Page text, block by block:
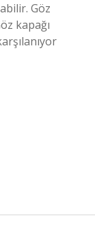
Göz
kapağı